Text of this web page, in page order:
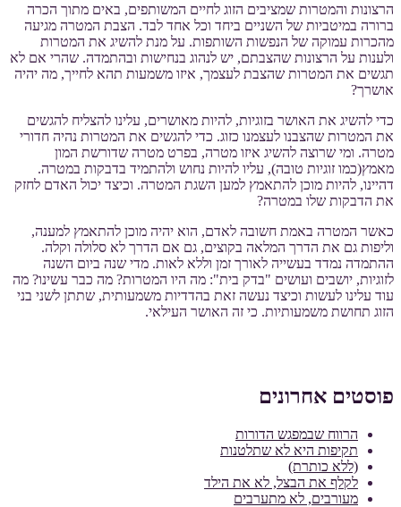
הרצונות והמטרות שמציבים הזוג לחיים המשותפים, באים מתוך הכרה
ברורה במיטביות של השניים ביחד וכל אחד לבד. הצבת המטרה מגיעה
מהכרות עמוקה של הנפשות השותפות. על מנת להשיג את המטרות
ולענות על הרצונות שהצבתם, יש לנהוג בנחישות ובהתמדה. שהרי אם לא
תגשים את המטרות שהצבת לעצמך, איזו משמעות תהא לחייך, מה יהיה
אושרך?
כדי להשיג את האושר בזוגיות, להיות מאושרים, עלינו להצליח להגשים
את המטרות שהצבנו לעצמנו כזוג. כדי להגשים את המטרות נהיה חדורי
מטרה. ומי שרוצה להשיג איזו מטרה, בפרט מטרה שדורשת המון
מאמץ(כמו זוגיות טובה), עליו להיות נחוש ולהתמיד בדבקות במטרה.
דהיינו, להיות מוכן להתאמץ למען השגת המטרה. וכיצד יכול האדם לחזק
את הדבקות שלו במטרה?
כאשר המטרה באמת חשובה לאדם, הוא יהיה מוכן להתאמץ למענה,
וליפות גם את הדרך המלאה בקוצים, גם אם הדרך לא סלולה וקלה.
ההתמדה נמדד בעשייה לאורך זמן וללא לאות. מדי שנה ביום השנה
לזוגיות, יושבים ועושים "בדק בית": מה היו המטרות? מה כבר עשינו? מה
עוד עלינו לעשות וכיצד נעשה זאת בהדדיות משמעותית, שתתן לשני בני
הזוג תחושת משמעותיות. כי זה האושר העילאי.
פוסטים אחרונים
הרווח שבמפגש הדורות
תקיפות היא לא שתלטנות
(ללא כותרת)
לקלף את הבצל, לא את הילד
מעורבים, לא מתערבים